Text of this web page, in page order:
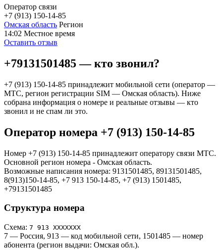
Оператор связи
+7 (913) 150-14-85
Омская область Регион
14:02 Местное время
Оставить отзыв
+79131501485 — кто звонил?
+7 (913) 150-14-85 принадлежит мобильной сети (оператор —
МТС, регион регистрации SIM — Омская область). Ниже
собрана информация о номере и реальные отзывы — кто
звонил и не спам ли это.
Оператор номера +7 (913) 150-14-85
Номер +7 (913) 150-14-85 принадлежит оператору связи МТС.
Основной регион номера - Омская область.
Возможные написания номера: 9131501485, 89131501485,
8(913)150-14-85, +7 913 150-14-85, +7 (913) 1501485,
+79131501485
Структура номера
Схема: 7 913 ХХХХХХХ
7 — Россия, 913 — код мобильной сети, 1501485 — номер
абонента (регион выдачи: Омская обл.).